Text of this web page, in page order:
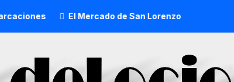
El Mercado de San Lorenzo de Getxo